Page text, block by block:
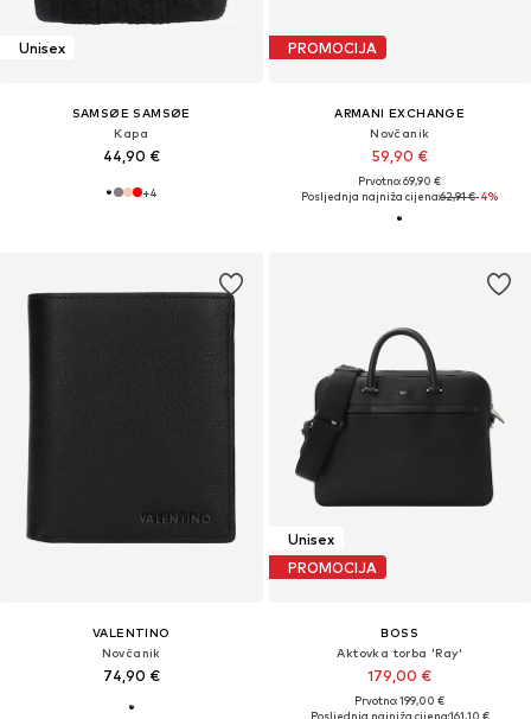
Unisex
SAMSØE SAMSØE
Kapa
44,90 €
+4
PROMOCIJA
ARMANI EXCHANGE
Novčanik
59,90 €
Prvotno: 69,90 €
Posljednja najniža cijena:62,91 €-4%
VALENTINO
Novčanik
74,90 €
Unisex
PROMOCIJA
BOSS
Aktovka torba 'Ray'
179,00 €
Prvotno: 199,00 €
Posljednja najniža cijena:161,10 €